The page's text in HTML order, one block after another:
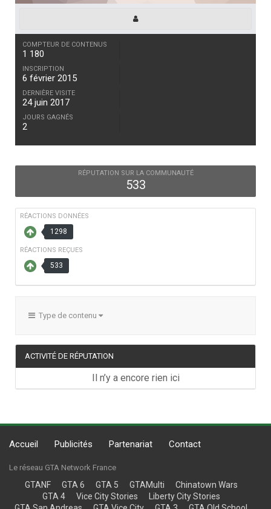
COMPTEUR DE CONTENUS
1 180
INSCRIPTION
6 février 2015
DERNIÈRE VISITE
24 juin 2017
JOURS GAGNÉS
2
RÉPUTATION SUR LA COMMUNAUTÉ
533
RÉACTIONS DONNÉES
1298
RÉACTIONS REÇUES
533
Type de contenu
ACTIVITÉ DE RÉPUTATION
Il n’y a encore rien ici
Accueil Publicités Partenariat Contact
Le réseau GTA Network France
GTANF GTA 6 GTA 5 GTAMulti
Chinatown Wars
GTA 4
Vice City Stories
Liberty City Stories